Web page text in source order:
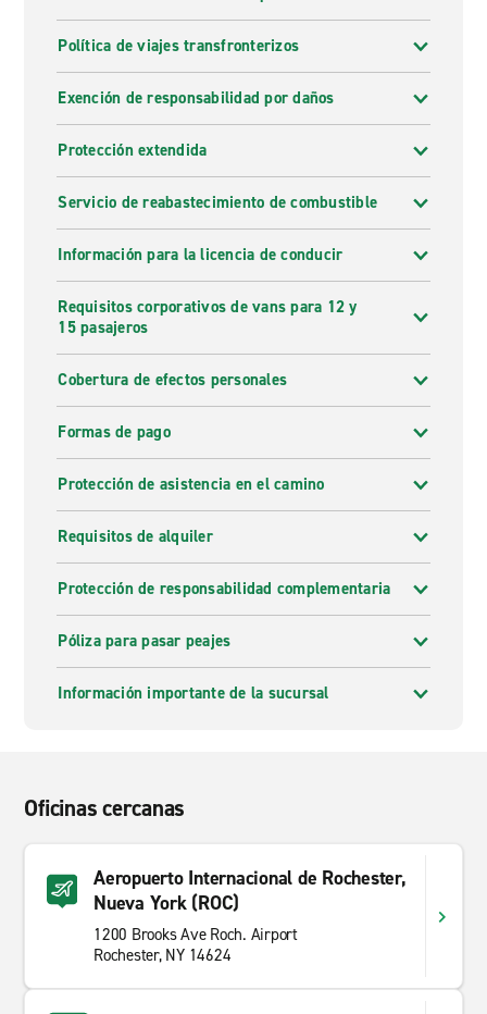
Política de viajes transfronterizos
Exención de responsabilidad por daños
Protección extendida
Servicio de reabastecimiento de combustible
Información para la licencia de conducir
Requisitos corporativos de vans para 12 y
15 pasajeros
Cobertura de efectos personales
Formas de pago
Protección de asistencia en el camino
Requisitos de alquiler
Protección de responsabilidad complementaria
Póliza para pasar peajes
Información importante de la sucursal
Oficinas cercanas
Aeropuerto Internacional de Rochester,
Nueva York (ROC)
1200 Brooks Ave Roch. Airport
Rochester, NY 14624